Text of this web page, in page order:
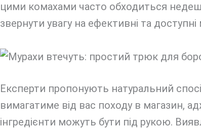
цими комахами часто обходиться
звернути увагу на ефективні та
Експерти пропонують натуральний
вимагатиме від вас походу в магазин,
інгредієнти можуть бути під рукою.